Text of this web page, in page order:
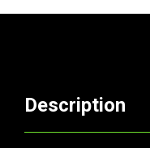
Description